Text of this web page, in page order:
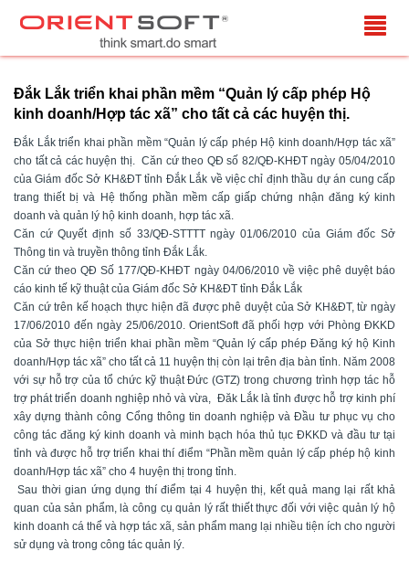
Đắk Lắk triển khai phần mềm “Quản lý cấp phép Hộ
kinh doanh/Hợp tác xã” cho tất cả các huyện thị.
Đắk Lắk triển khai phần mềm “Quản lý cấp phép Hộ kinh doanh/Hợp tác xã”
cho tất cả các huyện thị. Căn cứ theo QĐ số 82/QĐ-KHĐT ngày 05/04/2010
của Giám đốc Sở KH&ĐT tỉnh Đắk Lắk về việc chỉ định thầu dự án cung cấp
trang thiết bị và Hệ thống phần mềm cấp giấp chứng nhận đăng ký kinh
doanh và quản lý hộ kinh doanh, hợp tác xã.
Căn cứ Quyết định số 33/QĐ-STTTT ngày 01/06/2010 của Giám đốc Sở
Thông tin và truyền thông tỉnh Đắk Lắk.
Căn cứ theo QĐ Số 177/QĐ-KHĐT ngày 04/06/2010 về việc phê duyệt báo
cáo kinh tế kỹ thuật của Giám đốc Sở KH&ĐT tỉnh Đắk Lắk
Căn cứ trên kế hoạch thực hiện đã được phê duyệt của Sở KH&ĐT, từ ngày
17/06/2010 đến ngày 25/06/2010. OrientSoft đã phối hợp với Phòng ĐKKD
của Sở thực hiện triển khai phần mềm “Quản lý cấp phép Đăng ký hộ Kinh
doanh/Hợp tác xã” cho tất cả 11 huyện thị còn lại trên địa bàn tỉnh. Năm 2008
với sự hỗ trợ của tổ chức kỹ thuật Đức (GTZ) trong chương trình hợp tác hỗ
trợ phát triển doanh nghiệp nhỏ và vừa, Đăk Lắk là tỉnh được hỗ trợ kinh phí
xây dựng thành công Cổng thông tin doanh nghiệp và Đầu tư phục vụ cho
công tác đăng ký kinh doanh và minh bạch hóa thủ tục ĐKKD và đầu tư tại
tỉnh và được hỗ trợ triển khai thí điểm “Phần mềm quản lý cấp phép hộ kinh
doanh/Hợp tác xã” cho 4 huyện thị trong tỉnh.
Sau thời gian ứng dụng thí điểm tại 4 huyện thị, kết quả mang lại rất khả
quan của sản phẩm, là công cụ quản lý rất thiết thực đối với việc quản lý hộ
kinh doanh cá thể và hợp tác xã, sản phẩm mang lại nhiều tiện ích cho người
sử dụng và trong công tác quản lý.